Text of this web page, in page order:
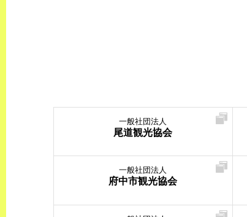
一般社団法人
尾道観光協会
一般社団法人
府中市観光協会